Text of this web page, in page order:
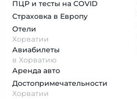
ПЦР и тесты на COVID
Страховка в Европу
Отели
Хорватии
Авиабилеты
в Хорватию
Аренда авто
Достопримеча­тельности
Хорватии